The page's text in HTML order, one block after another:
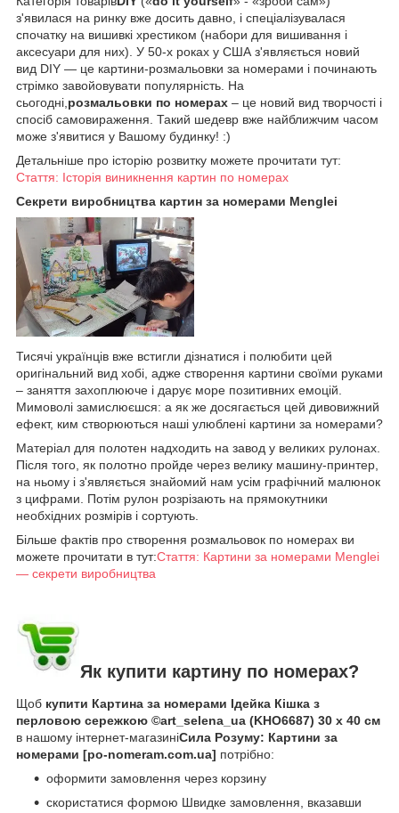
з'явилася на ринку вже досить давно, і спеціалізувалася
спочатку на вишивкі хрестиком (набори для вишивання і
аксесуари для них). У 50-х роках у США з'являється новий
вид DIY — це картини-розмальовки за номерами і починають
стрімко завойовувати популярність. На
сьогодні,розмальовки по номерах – це новий вид творчості і
спосіб самовираження. Такий шедевр вже найближчим часом
може з'явитися у Вашому будинку! :)
Детальніше про історію розвитку можете прочитати тут:
Стаття: Історія виникнення картин по номерах
Секрети виробництва картин за номерами Menglei
Тисячі українців вже встигли дізнатися і полюбити цей
оригінальний вид хобі, адже створення картини своїми руками
– заняття захоплююче і дарує море позитивних емоцій.
Мимоволі замислюєшся: а як же досягається цей дивовижний
ефект, ким створюються наші улюблені картини за номерами?
Матеріал для полотен надходить на завод у великих рулонах.
Після того, як полотно пройде через велику машину-принтер,
на ньому і з'являється знайомий нам усім графічний малюнок
з цифрами. Потім рулон розрізають на прямокутники
необхідних розмірів і сортують.
Більше фактів про створення розмальовок по номерах ви
можете прочитати в тут:Стаття: Картини за номерами Menglei
— секрети виробництва
Як купити картину по номерах?
Щоб купити Картина за номерами Ідейка Кішка з
перловою сережкою ©art_selena_ua (KHO6687) 30 х 40 см
в нашому інтернет-магазиніСила Розуму: Картини за
номерами [po-nomeram.com.ua] потрібно:
оформити замовлення через корзину
скористатися формою Швидке замовлення, вказавши